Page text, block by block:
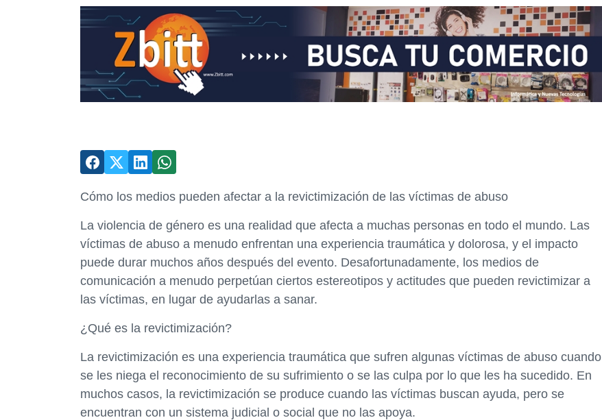
Cómo los medios pueden afectar a la revictimización de las víctimas de abuso
La violencia de género es una realidad que afecta a muchas personas en todo el mundo. Las
víctimas de abuso a menudo enfrentan una experiencia traumática y dolorosa, y el impacto
puede durar muchos años después del evento. Desafortunadamente, los medios de
comunicación a menudo perpetúan ciertos estereotipos y actitudes que pueden revictimizar a
las víctimas, en lugar de ayudarlas a sanar.
¿Qué es la revictimización?
La revictimización es una experiencia traumática que sufren algunas víctimas de abuso cuando
se les niega el reconocimiento de su sufrimiento o se las culpa por lo que les ha sucedido. En
muchos casos, la revictimización se produce cuando las víctimas buscan ayuda, pero se
encuentran con un sistema judicial o social que no las apoya.